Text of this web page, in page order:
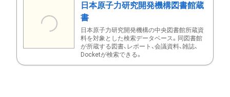
日本原子力研究開発機構図書館蔵
書
日本原子力研究開発機構の中央図書館所蔵資
料を対象とした検索データベース。同図書館
が所蔵する図書、レポート、会議資料、雑誌、
Docketが検索できる。